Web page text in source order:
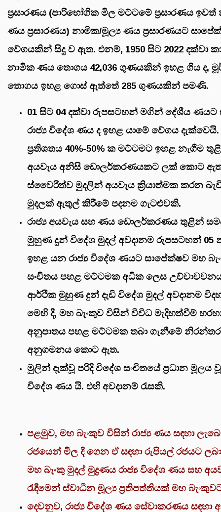
ප්‍රසාරණය (පාරිභෝගික මිල මට්ටමේ ප්‍රසාරණය
ණය ප්‍රසාරණය) නාමික/මූල්‍ය ණය ප්‍රසාරණයට
වේගයකින් සිදු ව ඇත. එනම්, 1950 සිට 2022 දක්වා
නාමික ණය තොගය 42,036 ගුණයකින් ඉහළ ගිය ද,
තොගය ඉහළ ගොස් ඇත්තේ 285 ගුණයකින් පමණි.
01 සිට 04 දක්වා රුපසටහන් මගින් දේශීය ණයට
රාජ්‍ය විදේශ ණය ද ඉහළ යාමේ වේගය
ප්‍රතිශතය 40%-50% ක මට්ටමට ඉහළ නැගීම
අයවැය අනිසි ඩොලර්කරණයකට ලක් කොට
ස්වෛරිත්ව මුදලින් අයවැය ක්‍රියාත්මක කරන
මුදලක් ඇතුල් කිරීමේ පදනම ගැටළුවකි.
රාජ්‍ය අයවැය සහ ණය ඩොලර්කරණය තුළින්
මුහුණ දුන් විදේශ මුදල් අවදානම රුපසටහන් 05
ඉහළ යන රාජ්‍ය විදේශ ණයට සාපේක්ෂව මහ
සංචිතය පහළ මට්ටමක අධික ලෙස
ආර්ථික මුහුණ දුන් දැඩි විදේශ මුදල් අවදානම
මෙහි දී, මහ බැංකුව විසින් විවිධ මැදිහත්වීම්
අනුපාතය පහළ මට්ටමක තබා ගැනීමේ නිරන්තර
අනුගමනය කොට ඇත.
මුලින් දැක්වූ පරිදි විදේශ සංචිතයේ ප්‍රධාන මූලය
විදේශ ණය යි. එහි අවදානම් රැසකි.
පළමුව, මහ බැංකුව විසින් රාජ්‍ය ණය සඳහා
රජයෙන් මිල දී ගෙන ඒ සඳහා රුපියල් රජයට
මහ බැංකු මුදල් මුද්‍රණය රාජ්‍ය විදේශ ණය සහ
රැඳීමෙන් ස්වාධීන මූල්‍ය ප්‍රතිපත්තියක් මහ
දෙවනුව, රාජ්‍ය විදේශ ණය සේවාකරණය සඳහා